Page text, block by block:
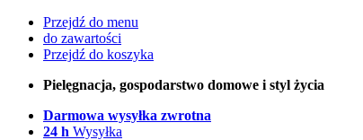
Przejdź do menu
do zawartości
Przejdź do koszyka
Pielęgnacja, gospodarstwo domowe i styl życia
Darmowa wysyłka zwrotna
24 h Wysyłka